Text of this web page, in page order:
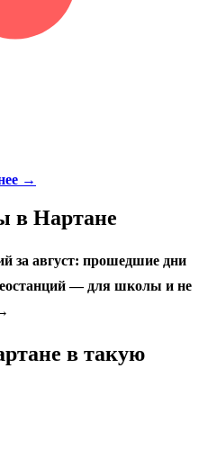
→
в Нартане
за август: прошедшие дни
— для школы и не
в такую